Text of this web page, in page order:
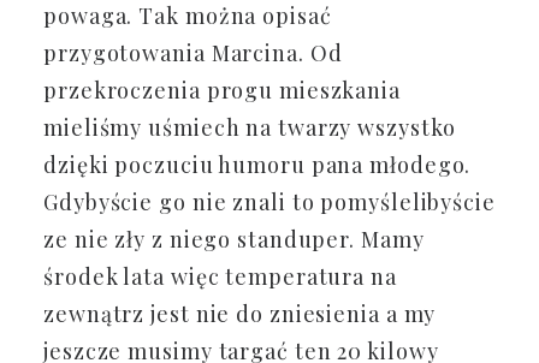
powaga. Tak można opisać
przygotowania Marcina. Od
przekroczenia progu mieszkania
mieliśmy uśmiech na twarzy wszystko
dzięki poczuciu humoru pana młodego.
Gdybyście go nie znali to pomyślelibyście
ze nie zły z niego standuper. Mamy
środek lata więc temperatura na
zewnątrz jest nie do zniesienia a my
jeszcze musimy targać ten 20 kilowy